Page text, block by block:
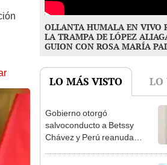
OLLANTA HUMALA EN VIVO
LA TRAMPA DE LÓPEZ
GUION CON ROSA MARÍA
LO MÁS VISTO LO
Gobierno otorgó
salvoconducto a Betssy
Chávez y Perú reanuda